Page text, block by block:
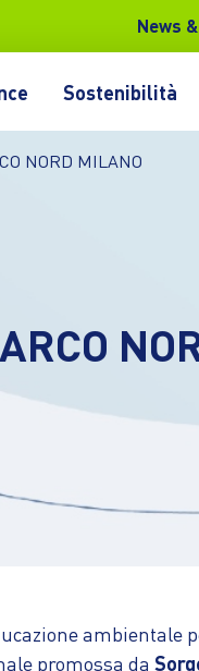
News
Sostenibilità
NORD MILANO
ambientale
promossa da